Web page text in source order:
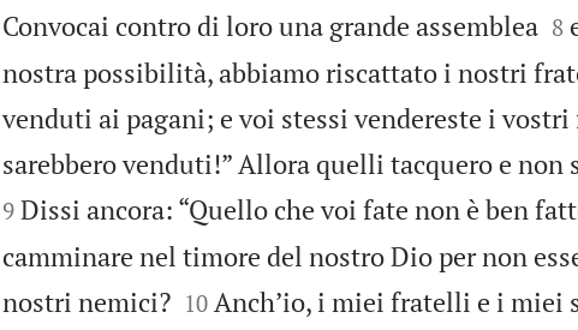
Convocai contro di loro una grande assemblea
8
nostra possibilità, abbiamo riscattato i nostri
venduti ai pagani; e voi stessi vendereste i
sarebbero venduti!” Allora quelli tacquero e non
9 Dissi ancora: “Quello che voi fate non è ben
camminare nel timore del nostro Dio per non
nostri nemici?
10 Anch’io, i miei fratelli e i miei